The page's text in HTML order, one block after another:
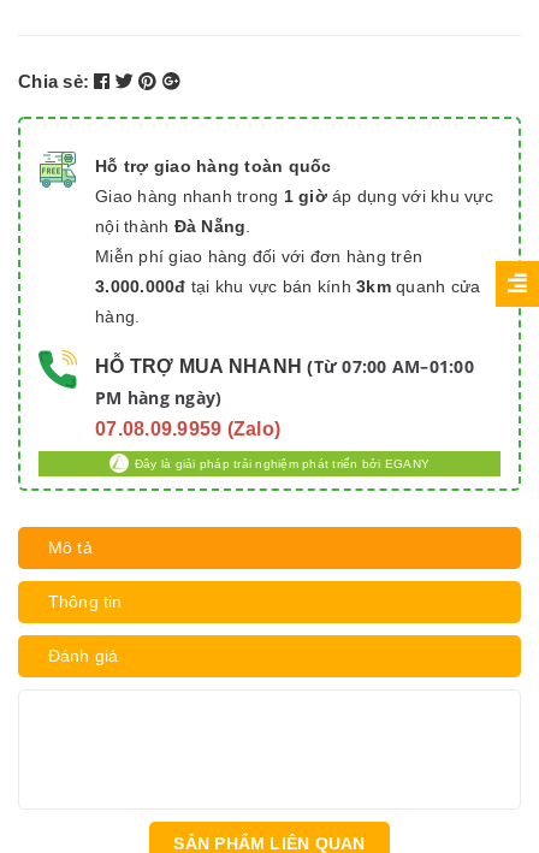
Chia sẻ:
Hỗ trợ giao hàng toàn quốc
Giao hàng nhanh trong 1 giờáp dụng với khu vực
nội thành Đà Nẵng
Miễn phí giao hàng đối với đơn hàng trên
3.000.000đ tại khu vực bán kính 3kmquanh cửa
hàng.
HỖ TRỢ MUA NHANH (Từ 07:00 AM–01:00
PM hàng ngày)
07.08.09.9959 (Zalo)
Đây là giải pháp trải nghiệm phát triển bởi EGANY
Mô tả
Thông tin
Đánh giá
SẢN PHẨM LIÊN QUAN